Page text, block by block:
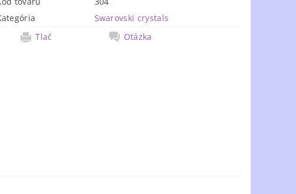
Swarovski crystals
Tlač
Otázka